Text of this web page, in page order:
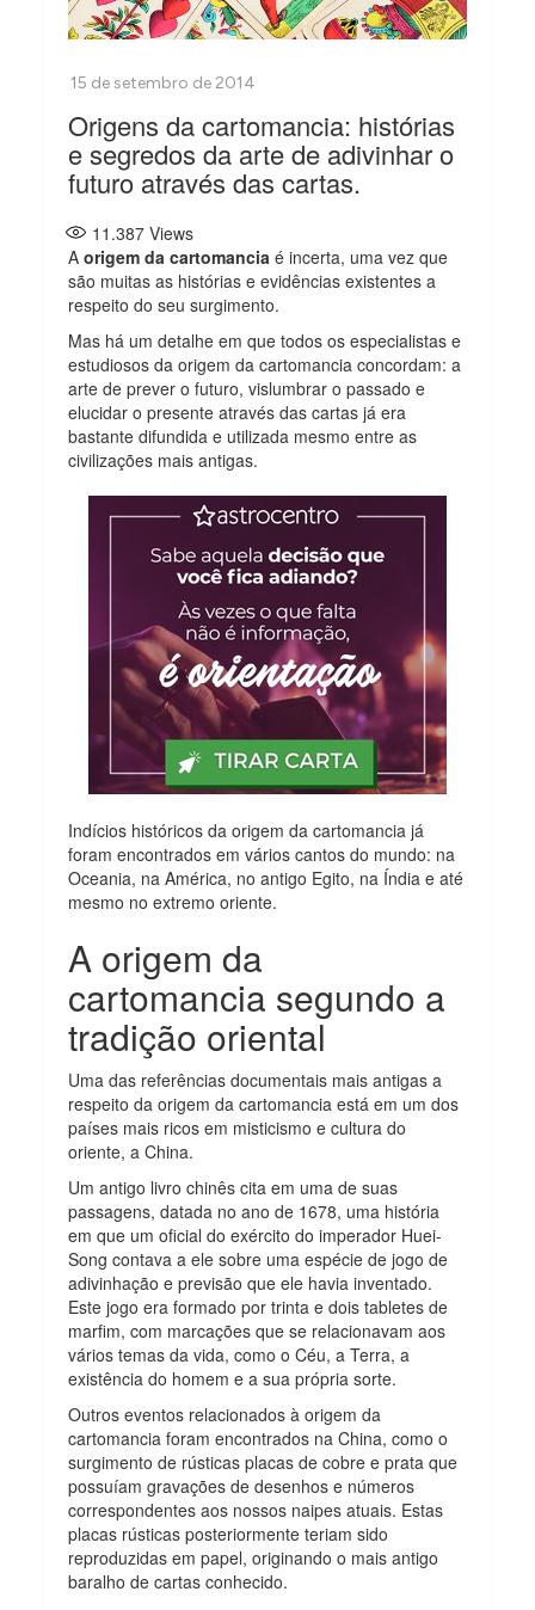
Origens da cartomancia: histórias
e segredos da arte de adivinhar o
futuro através das cartas.
11.387 Views
Aorigem da cartomanciaé incerta, uma vez que
são muitas as histórias e evidências existentes a
respeito do seu surgimento.
Mas há um detalhe em que todos os especialistas e
estudiosos da origem da cartomancia concordam: a
arte de prever o futuro, vislumbrar o passado e
elucidar o presente através das cartas já era
bastante difundida e utilizada mesmo entre as
civilizações mais antigas.
Indícios históricos da origem da cartomancia já
foram encontrados em vários cantos do mundo: na
Oceania, na América, no antigo Egito, na Índia e até
mesmo no extremo oriente.
A origem da
cartomancia segundo a
tradição oriental
Uma das referências documentais mais antigas a
respeito da origem da cartomancia está em um dos
países mais ricos em misticismo e cultura do
oriente, a China.
Um antigo livro chinês cita em uma de suas
passagens, datada no ano de 1678, uma história
em que um oficial do exército do imperador Huei-
Song contava a ele sobre uma espécie de jogo de
adivinhação e previsão que ele havia inventado.
Este jogo era formado por trinta e dois tabletes de
marfim, com marcações que se relacionavam aos
vários temas da vida, como o Céu, a Terra, a
existência do homem e a sua própria sorte.
Outros eventos relacionados à origem da
cartomancia foram encontrados na China, como o
surgimento de rústicas placas de cobre e prata que
possuíam gravações de desenhos e números
correspondentes aos nossos naipes atuais. Estas
placas rústicas posteriormente teriam sido
reproduzidas em papel, originando o mais antigo
baralho de cartas conhecido.